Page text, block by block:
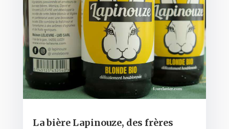
La bière Lapinouze, des frères